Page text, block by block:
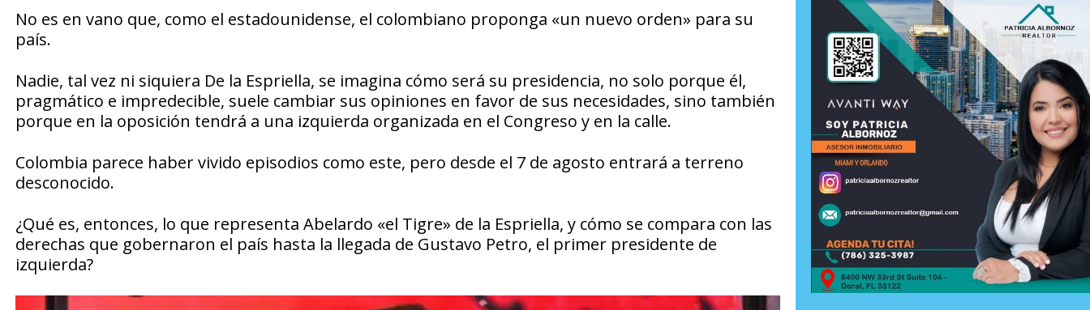
No es en vano que, como el estadounidense, el colombiano proponga «un nuevo orden» para su
país.
Nadie, tal vez ni siquiera De la Espriella, se imagina cómo será su presidencia, no solo porque él,
pragmático e impredecible, suele cambiar sus opiniones en favor de sus necesidades, sino también
porque en la oposición tendrá a una izquierda organizada en el Congreso y en la calle.
Colombia parece haber vivido episodios como este, pero desde el 7 de agosto entrará a terreno
desconocido.
¿Qué es, entonces, lo que representa Abelardo «el Tigre» de la Espriella, y cómo se compara con las
derechas que gobernaron el país hasta la llegada de Gustavo Petro, el primer presidente de
izquierda?